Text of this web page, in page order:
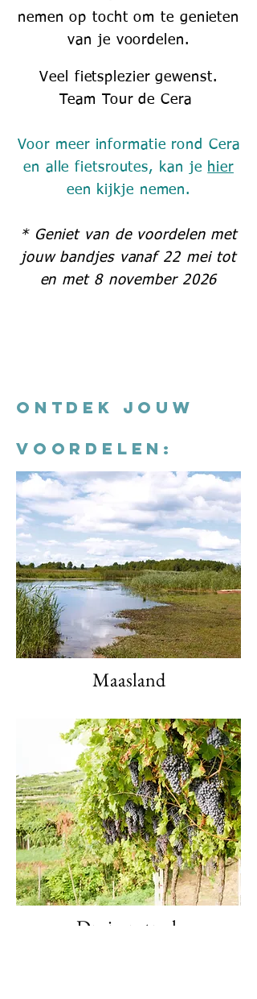
nemen op tocht om te genieten
van je voordelen.
Veel fietsplezier gewenst.
Team Tour de Cera
Voor meer informatie rond Cera
en alle fietsroutes, kan je hier
een kijkje nemen.
* Geniet van de voordelen met
jouw bandjes vanaf 22 mei tot
en met 8 november 2026
ONTDEK JOUW
VOORDELEN:
Maasland
Druivenstreek